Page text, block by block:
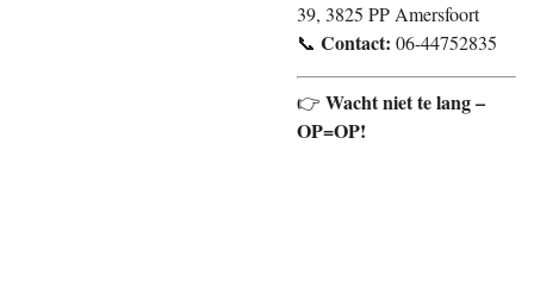
39, 3825 PP Amersfoort
📞 Contact: 06-44752835
👉 Wacht niet te lang –
OP=OP!